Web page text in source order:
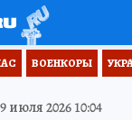
ВОЕНКОРЫ
9 июля 2026 10:04